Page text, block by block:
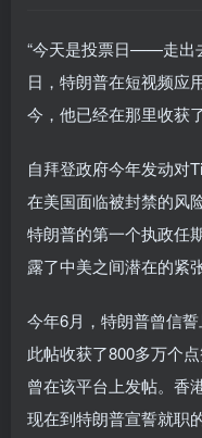
“今天是投票日——走出
日，特朗普在短视频应
今，他已经在那里收获
自拜登政府今年发动对
在美国面临被封禁的风
特朗普的第一个执政任
露了中美之间潜在的紧
今年6月，特朗普曾信誓
此帖收获了800多万个
曾在该平台上发帖。香
现在到特朗普宣誓就职